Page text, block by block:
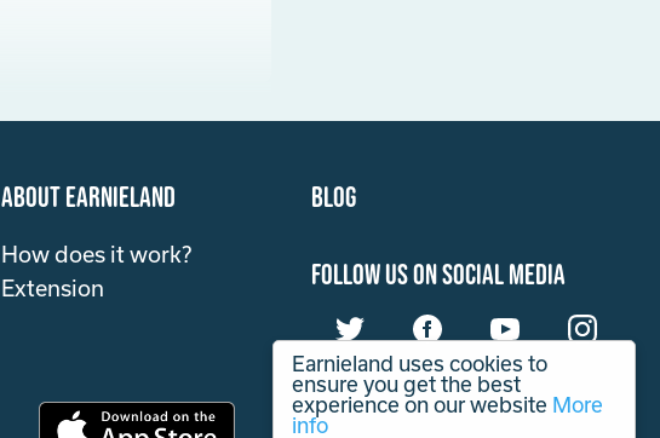
Earnieland uses cookies to
ensure you get the best
experience on our website More
info
about Earnieland
How does it work?
Extension
Blog
follow us on social media